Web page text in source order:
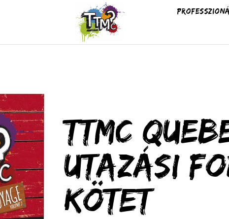
TTMC
Utazási
kötet